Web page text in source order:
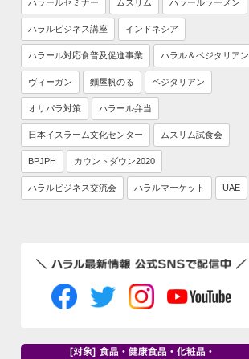
ハラールセミナー ムスリム ハラールラーメン
ハラルビジネス講座 インドネシア
ハラール対応食普及促進事業 ハラル＆ベジタリアン
ヴィーガン 麵屋帆のる ベジタリアン
オリパラ対策 ハラール弁当
日本イスラーム文化センター ムスリム試食会
BPJPH カウントダウン2020
ハラルビジネス交流会 ハラルマーケット UAE